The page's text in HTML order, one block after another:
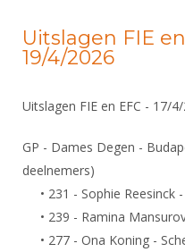
Uitslagen FIE
19/4/2026
Uitslagen FIE en EFC - 17/
GP - Dames Degen -
deelnemers)
• 231 - Sophie Reesinck
• 239 - Ramina
• 277 - Ona Koning -